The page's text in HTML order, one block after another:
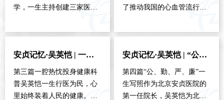
学，一生主持创建三家医
外科；他用20年时间向世界
协作研究项目——“莫尼卡计
划”，让中国站到了心血管病
防治的世…
了推动我国的心血管流行病
不辞辛劳，风雨兼程。上个
管病发病率和死亡率高，冠
心病发病率和死亡率低，而
西方…
安贞记忆·吴英恺 | 一腔热忱投身健康科普
第三篇一腔热忱投身健康科
普吴英恺一生行医为民，心
里始终装着人民的健康。他
安贞记忆·吴英恺 | “公、勤、严、廉”一生写照
第四篇“公、勤、严、廉”一
生写照作为北京安贞医院的
第一任院长，吴英恺为北京